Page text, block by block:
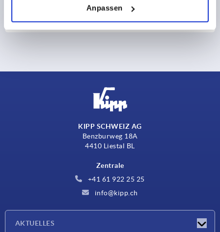
Anpassen
zzgl. Versandkosten
KIPP SCHWEIZ AG
Benzburweg 18A
4410 Liestal BL
Zentrale
+41 61 922 25 25
info@kipp.ch
AKTUELLES